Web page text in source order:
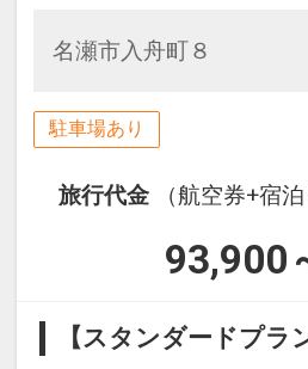
名瀬市入舟町８
駐車場あり
旅行代金
（航空券+宿
93,900
【スタンダードプラ